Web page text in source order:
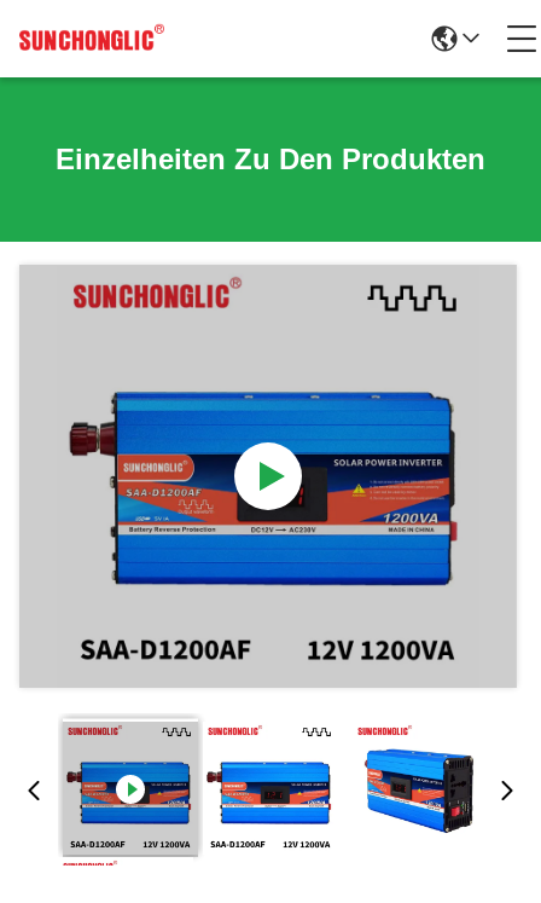
Einzelheiten Zu Den Produkten